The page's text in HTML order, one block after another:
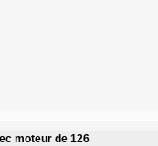
moteur de 126